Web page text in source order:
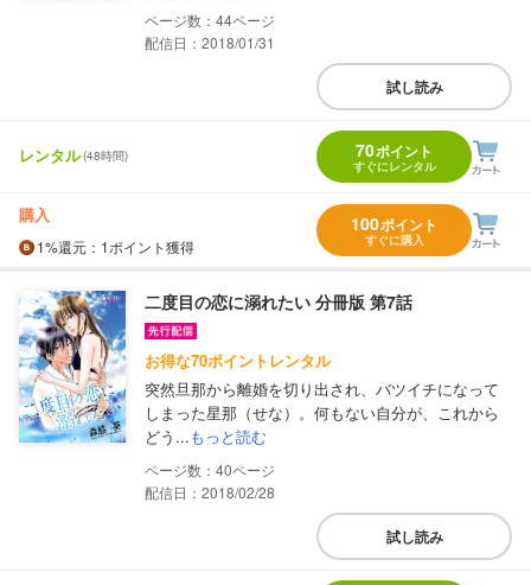
44
配信日：2018/01/31
試し読み
レンタル(48時間) 70ポイント
すぐにレンタル
購入
1%還元 ：1ポイント獲得
100ポイント
すぐに購入
二度目の恋に溺れたい 分冊版 第7話
お得な70ポイントレンタル
突然旦那から離婚を切り出され、バツイチになって
しまった星那（せな）。何もない自分が、これから
どう...もっと読む
40
配信日：2018/02/28
試し読み